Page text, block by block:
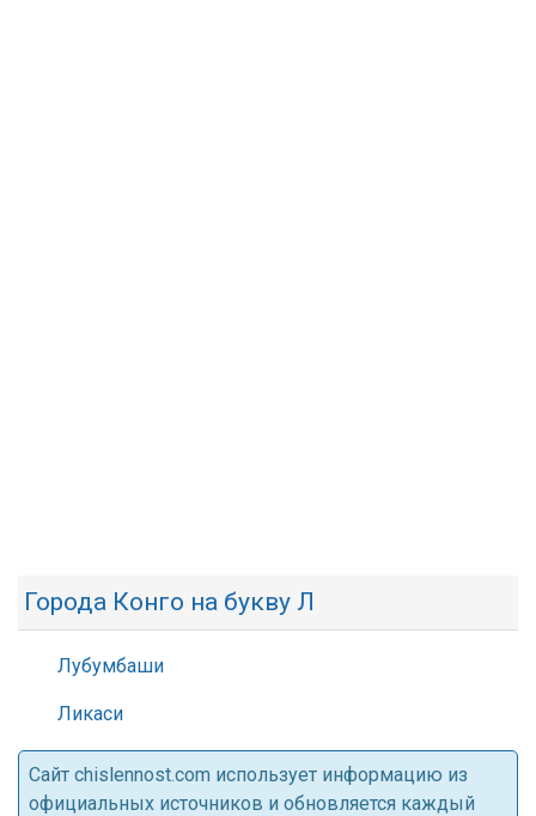
Города Конго на букву Л
Лубумбаши
Ликаси
Cайт chislennost.com использует информацию из
официальных источников и обновляется каждый